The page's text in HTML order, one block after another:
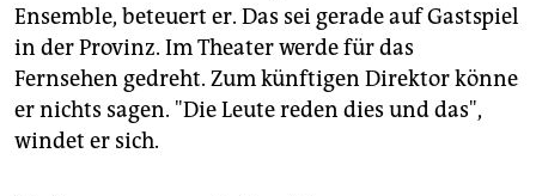
Ensemble, beteuert er. Das sei gerade auf Gastspiel
in der Provinz. Im Theater werde für das
Fernsehen gedreht. Zum künftigen Direktor könne
er nichts sagen. "Die Leute reden dies und das",
windet er sich.